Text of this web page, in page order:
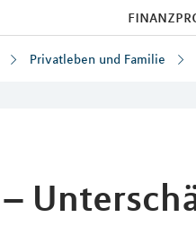
Privatleben und Familie